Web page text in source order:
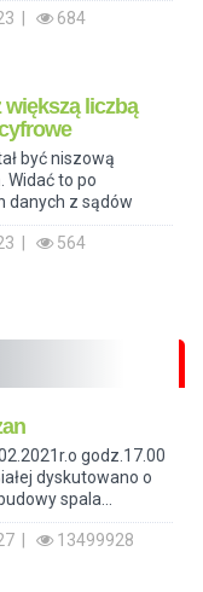
| 684
większą liczbą
być niszową
Widać to po
danych z sądów
| 564
godz.17.00
dyskutowano o
spala...
| 13499928